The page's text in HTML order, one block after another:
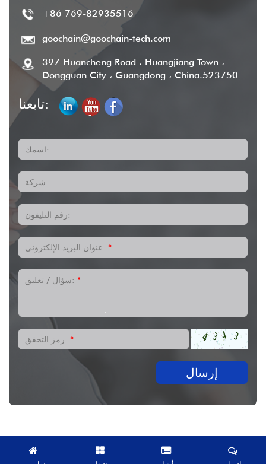
+86 769-82935516
goochain@goochain-tech.com
397 Huancheng Road ، Huangjiang Town ،
Dongguan City ، Guangdong ، China.523750
تابعنا:
اسمك:
شركة:
رقم التليفون:
عنوان البريد الإلكتروني: *
سؤال / تعليق: *
رمز التحقق: *
إرسال